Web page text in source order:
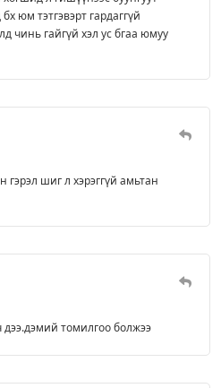
юм тэтгэвэрт гардаггүй
чинь гайгүй хэл ус бгаа юмуу
гэрэл шиг л хэрэггүй амьтан
дээ.дэмий томилгоо болжээ